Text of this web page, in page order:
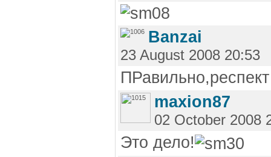
Banzai
23 August 2008 20:53
maxion87
02 October 2008
Это дело!